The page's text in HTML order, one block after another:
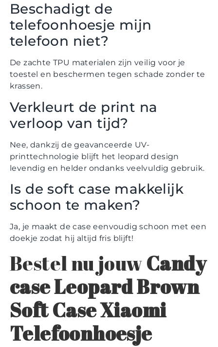
Beschadigt de
telefoonhoesje mijn
telefoon niet?
De zachte TPU materialen zijn veilig voor je
toestel en beschermen tegen schade zonder te
krassen.
Verkleurt de print na
verloop van tijd?
Nee, dankzij de geavanceerde UV-
printtechnologie blijft het leopard design
levendig en helder ondanks veelvuldig gebruik.
Is de soft case makkelijk
schoon te maken?
Ja, je maakt de case eenvoudig schoon met een
doekje zodat hij altijd fris blijft!
Bestel nu jouwCandy
case Leopard Brown
Soft Case Xiaomi
Telefoonhoesje